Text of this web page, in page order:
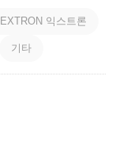
EXTRON 익스트론
기타